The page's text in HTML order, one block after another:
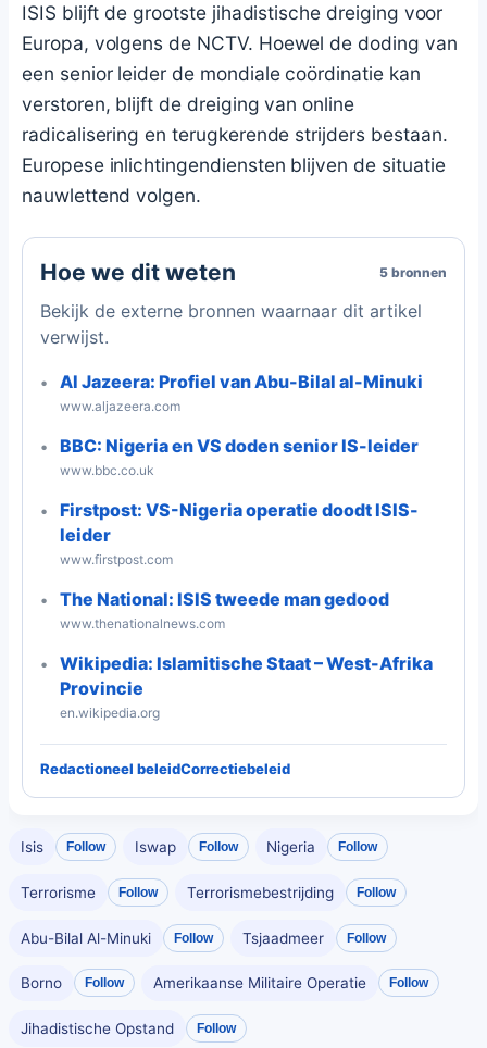
ISIS blijft de grootste jihadistische dreiging voor
Europa, volgens de NCTV. Hoewel de doding van
een senior leider de mondiale coördinatie kan
verstoren, blijft de dreiging van online
radicalisering en terugkerende strijders bestaan.
Europese inlichtingendiensten blijven de situatie
nauwlettend volgen.
Hoe we dit weten 5 bronnen
Bekijk de externe bronnen waarnaar dit artikel
verwijst.
Al Jazeera: Profiel van Abu-Bilal al-Minuki
www.aljazeera.com
BBC: Nigeria en VS doden senior IS-leider
www.bbc.co.uk
Firstpost: VS-Nigeria operatie doodt ISIS-
leider
www.firstpost.com
The National: ISIS tweede man gedood
www.thenationalnews.com
Wikipedia: Islamitische Staat – West-Afrika
Provincie
en.wikipedia.org
Redactioneel beleidCorrectiebeleid
Isis Follow Iswap Follow Nigeria Follow
Terrorisme Follow Terrorismebestrijding Follow
Abu-Bilal Al-Minuki Follow Tsjaadmeer Follow
Borno Follow Amerikaanse Militaire Operatie Follow
Jihadistische Opstand Follow